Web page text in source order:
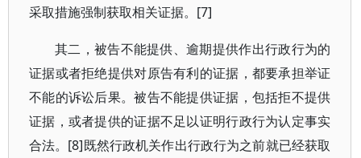
采取措施强制获取相关证据。[7]
其二，被告不能提供、逾期提供作出行政行为的
证据或者拒绝提供对原告有利的证据，都要承担举证
不能的诉讼后果。被告不能提供证据，包括拒不提供
证据，或者提供的证据不足以证明行政行为认定事实
合法。[8]既然行政机关作出行政行为之前就已经获取